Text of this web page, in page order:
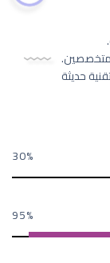
متخصصين.
حديثة
30
95